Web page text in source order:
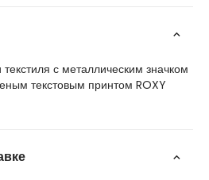
с металлическим значком
текстовым принтом ROXY